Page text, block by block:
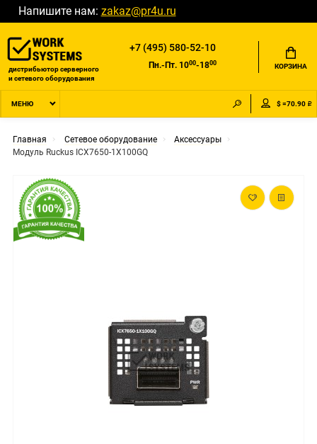
Напишите нам: zakaz@pr4u.ru
дистрибьютор серверного
и сетевого оборудования
+7 (495) 580-52-10
Пн.-Пт. 1000-1800 КОРЗИНА
МЕНЮ $ =70.90 ₽
Главная Сетевое оборудование
Аксессуары
Модуль Ruckus ICX7650-1X100GQ